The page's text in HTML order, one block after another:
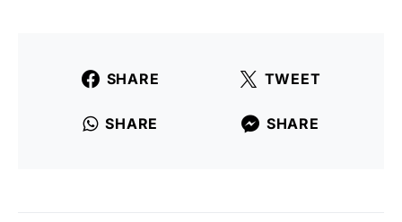
SHARE TWEET
SHARE SHARE